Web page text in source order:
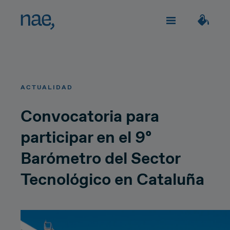
Network Strategy
Hiperconnectivity
Impacto social
Únete
¿Hablamos?
Decidida Perfeccionista
Alegre Clásica
ACTUALIDAD
Convocatoria para
participar en el 9º
Barómetro del Sector
Tecnológico en Cataluña